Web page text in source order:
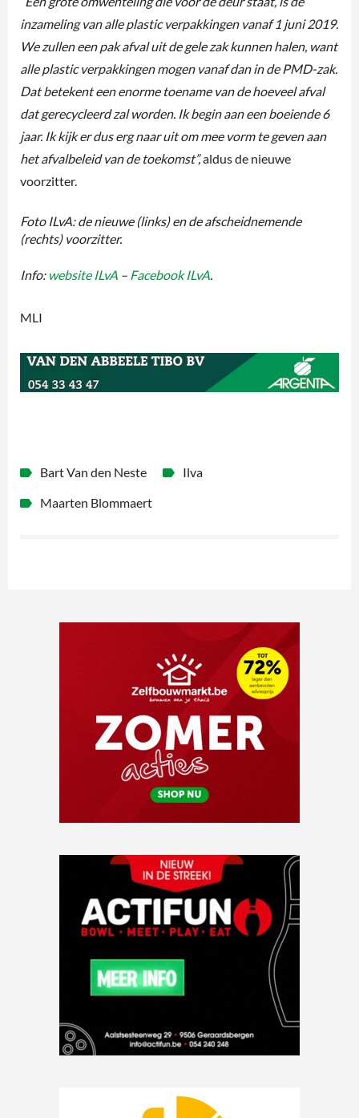
inzameling van alle plastic verpakkingen vanaf 1 juni 2019.
We zullen een pak afval uit de gele zak kunnen halen, want
alle plastic verpakkingen mogen vanaf dan in de PMD-zak.
Dat betekent een enorme toename van de hoeveel afval
dat gerecycleerd zal worden. Ik begin aan een boeiende 6
jaar. Ik kijk er dus erg naar uit om mee vorm te geven aan
het afvalbeleid van de toekomst”,aldus de nieuwe
voorzitter.
Foto ILvA: de nieuwe (links) en de afscheidnemende
(rechts) voorzitter.
Info: website ILvA – Facebook ILvA
MLI
Bart Van den Neste
Ilva
Maarten Blommaert